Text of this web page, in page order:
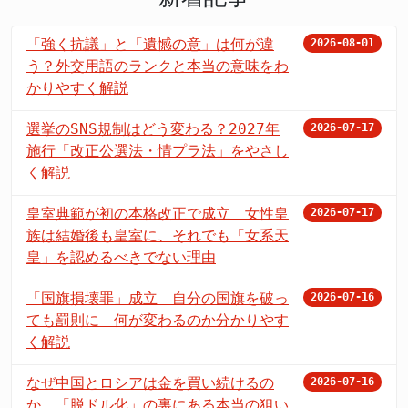
「強く抗議」と「遺憾の意」は何が違
う？外交用語のランクと本当の意味をわ
かりやすく解説
2026-08-01
選挙のSNS規制はどう変わる？2027年
施行「改正公選法・情プラ法」をやさし
く解説
2026-07-17
皇室典範が初の本格改正で成立 女性皇
族は結婚後も皇室に、それでも「女系天
皇」を認めるべきでない理由
2026-07-17
「国旗損壊罪」成立 自分の国旗を破っ
ても罰則に 何が変わるのか分かりやす
く解説
2026-07-16
なぜ中国とロシアは金を買い続けるの
2026-07-16